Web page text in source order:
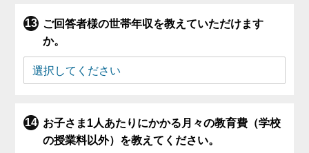
ご回答者様の世帯年収を教えていただけます
か。
お子さま1人あたりにかかる月々の教育費（学校
の授業料以外）を教えてください。